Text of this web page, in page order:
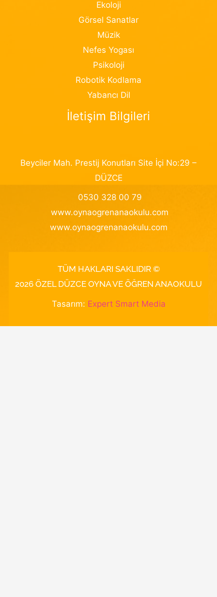
Ekoloji
Görsel Sanatlar
Müzik
Nefes Yogası
Psikoloji
Robotik Kodlama
Yabancı Dil
İletişim Bilgileri
Beyciler Mah. Prestij Konutları Site İçi No:29 –
DÜZCE
0530 328 00 79
www.oynaogrenanaokulu.com
www.oynaogrenanaokulu.com
TÜM HAKLARI SAKLIDIR ©
2026 ÖZEL DÜZCE OYNA VE ÖĞREN ANAOKULU
Tasarım: Expert Smart Media